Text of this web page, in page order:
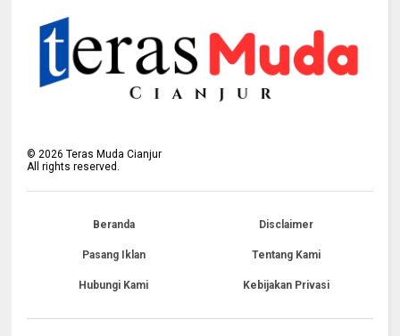
© 2026 Teras Muda Cianjur
All rights reserved.
Beranda Disclaimer
Pasang Iklan Tentang Kami
Hubungi Kami Kebijakan Privasi